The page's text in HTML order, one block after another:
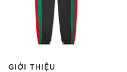
GIỚI THIỆU